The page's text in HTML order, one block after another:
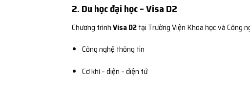
2. Du học đại học – Visa D2
Chương trìnhVisa D2tại Trường Viện Khoa học và Công
Công nghệ thông tin
Cơ khí – điện – điện tử